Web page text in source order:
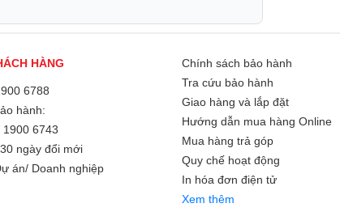
lại những bức ảnh sắc nét với độ phân
cắt ảnh. Cùng với đó, camera 2 MP hỗ
ảnh chân dung trở nên nổi bật và ấn
chất lượng hình ảnh tuyệt vời khi selfie
khoảnh khắc đáng nhớ. Vì thế, Galaxy
mê nhiếp ảnh di động.
Bluetooth:
HÀNG
6788
hành:
1900 6743
ngày đổi mới
án/ Doanh nghiệp
Chính sách bảo hành
Tra cứu bảo hành
Giao hàng và lắp đặt
Hướng dẫn mua hàng Online
Mua hàng trả góp
Quy chế hoạt động
In hóa đơn điện tử
Xem thêm